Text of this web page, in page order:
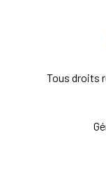
Tous droits